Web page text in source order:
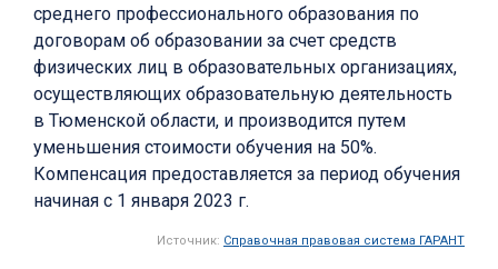
среднего профессионального образования по
договорам об образовании за счет средств
физических лиц в образовательных организациях,
осуществляющих образовательную деятельность
в Тюменской области, и производится путем
уменьшения стоимости обучения на 50%.
Компенсация предоставляется за период обучения
начиная с 1 января 2023 г.
Источник: Справочная правовая система ГАРАНТ